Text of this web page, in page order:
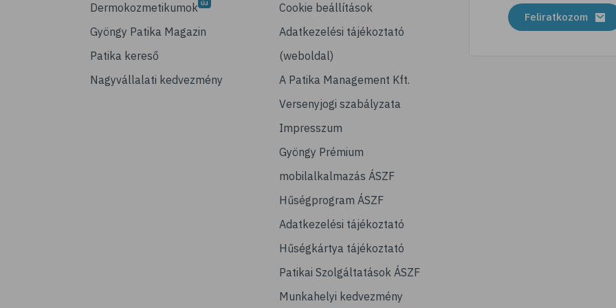
Dermokozmetikumok
Gyöngy Patika Magazin
Patika kereső
Nagyvállalati kedvezmény
Cookie beállítások
Adatkezelési tájékoztató
(weboldal)
A Patika Management Kft.
Versenyjogi szabályzata
Impresszum
Gyöngy Prémium
mobilalkalmazás ÁSZF
Hűségprogram ÁSZF
Adatkezelési tájékoztató
Hűségkártya tájékoztató
Patikai Szolgáltatások ÁSZF
Munkahelyi kedvezmény
Feliratkozom